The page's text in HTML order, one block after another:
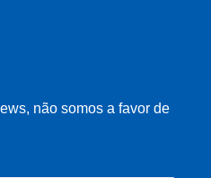
não somos a favor de